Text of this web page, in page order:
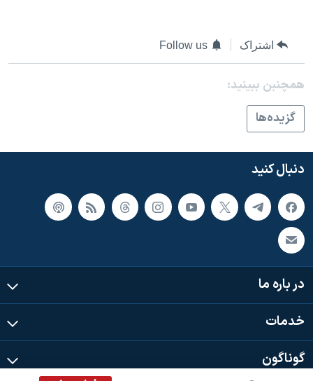
اعتراضات مردمی آبان ۹۸
نرگس محمدی برنده جایزه نوبل صلح
همایش محافظه‌کاران آمریکا «سی‌پک»
سفر پرزیدنت ترامپ به چین
اشتراک Follow us
همچنبن ببینید:
گزيده‌ها
دنبال کنید
در باره ما
خدمات
گوناگون